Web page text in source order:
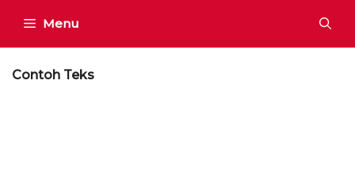
content
Menu
Contoh Teks